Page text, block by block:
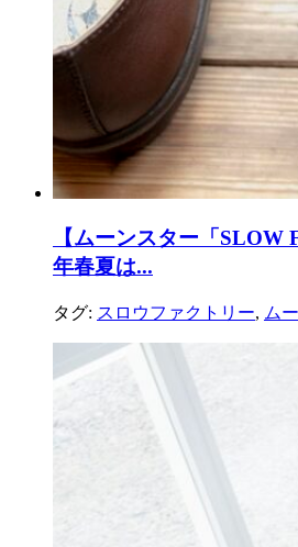
【ムーンスター「SLOW
年春夏は...
タグ: スロウファクトリー, ム